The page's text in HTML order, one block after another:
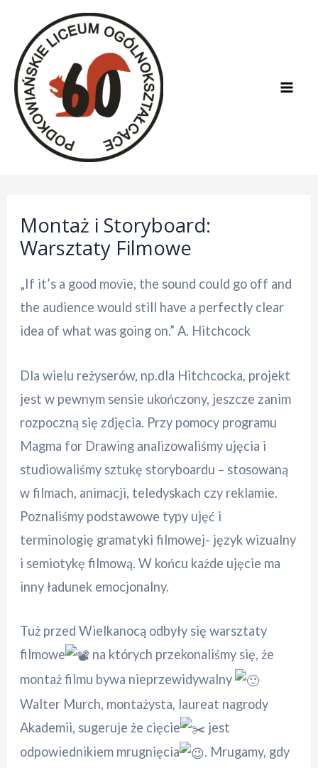
content
Montaż i Storyboard:
Warsztaty Filmowe
„If it’s a good movie, the sound could go off and
the audience would still have a perfectly clear
idea of what was going on.” A. Hitchcock
Dla wielu reżyserów, np.dla Hitchcocka, projekt
jest w pewnym sensie ukończony, jeszcze zanim
rozpoczną się zdjęcia. Przy pomocy programu
Magma for Drawing analizowaliśmy ujęcia i
studiowaliśmy sztukę storyboardu – stosowaną
w filmach, animacji, teledyskach czy reklamie.
Poznaliśmy podstawowe typy ujęć i
terminologię gramatyki filmowej- język wizualny
i semiotykę filmową. W końcu każde ujęcie ma
inny ładunek emocjonalny.
Tuż przed Wielkanocą odbyły się warsztaty
filmowe
na których przekonaliśmy się, że
montaż filmu bywa nieprzewidywalny
Walter Murch, montażysta, laureat nagrody
Akademii, sugeruje że cięcie
jest
odpowiednikiem mrugnięcia
. Mrugamy, gdy